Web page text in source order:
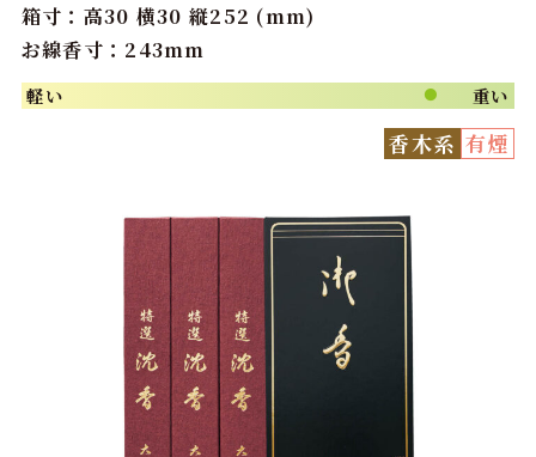
箱寸：高30 横30 縦252 (mm)
お線香寸：243mm
軽い ● 重い
香木系 有煙